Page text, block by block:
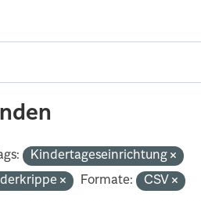
Kindertageseinrichtung
Formate: CSV